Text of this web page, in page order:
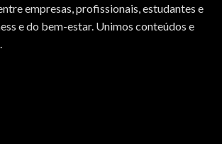
empresas, profissionais, estudantes e
e do bem-estar. Unimos conteúdos e